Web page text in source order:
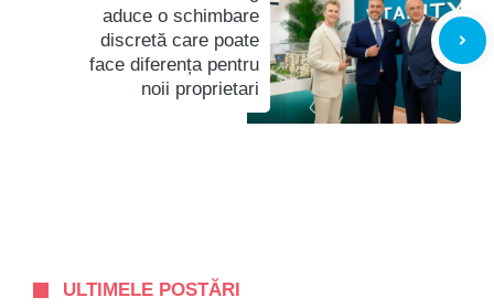
aduce o schimbare
discretă care poate
face diferența pentru
noii proprietari
ULTIMELE POSTĂRI